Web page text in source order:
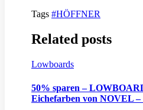
Tags #HÖFFNER
Related posts
Lowboards
50% sparen –
Eichefarben von NOVEL –